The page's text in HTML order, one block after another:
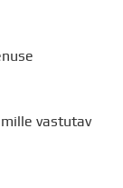
vastutav